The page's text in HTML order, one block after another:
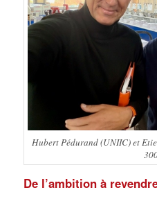
Hubert Pédurand (UNIIC) et
De l’ambition à